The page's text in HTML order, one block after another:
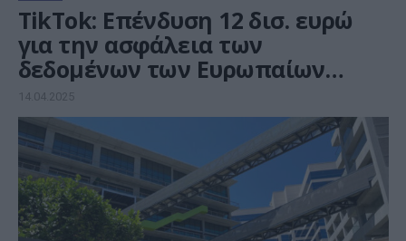
TikTok: Επένδυση 12 δισ. ευρώ
για την ασφάλεια των
δεδομένων των Ευρωπαίων
χρηστών
14.04.2025